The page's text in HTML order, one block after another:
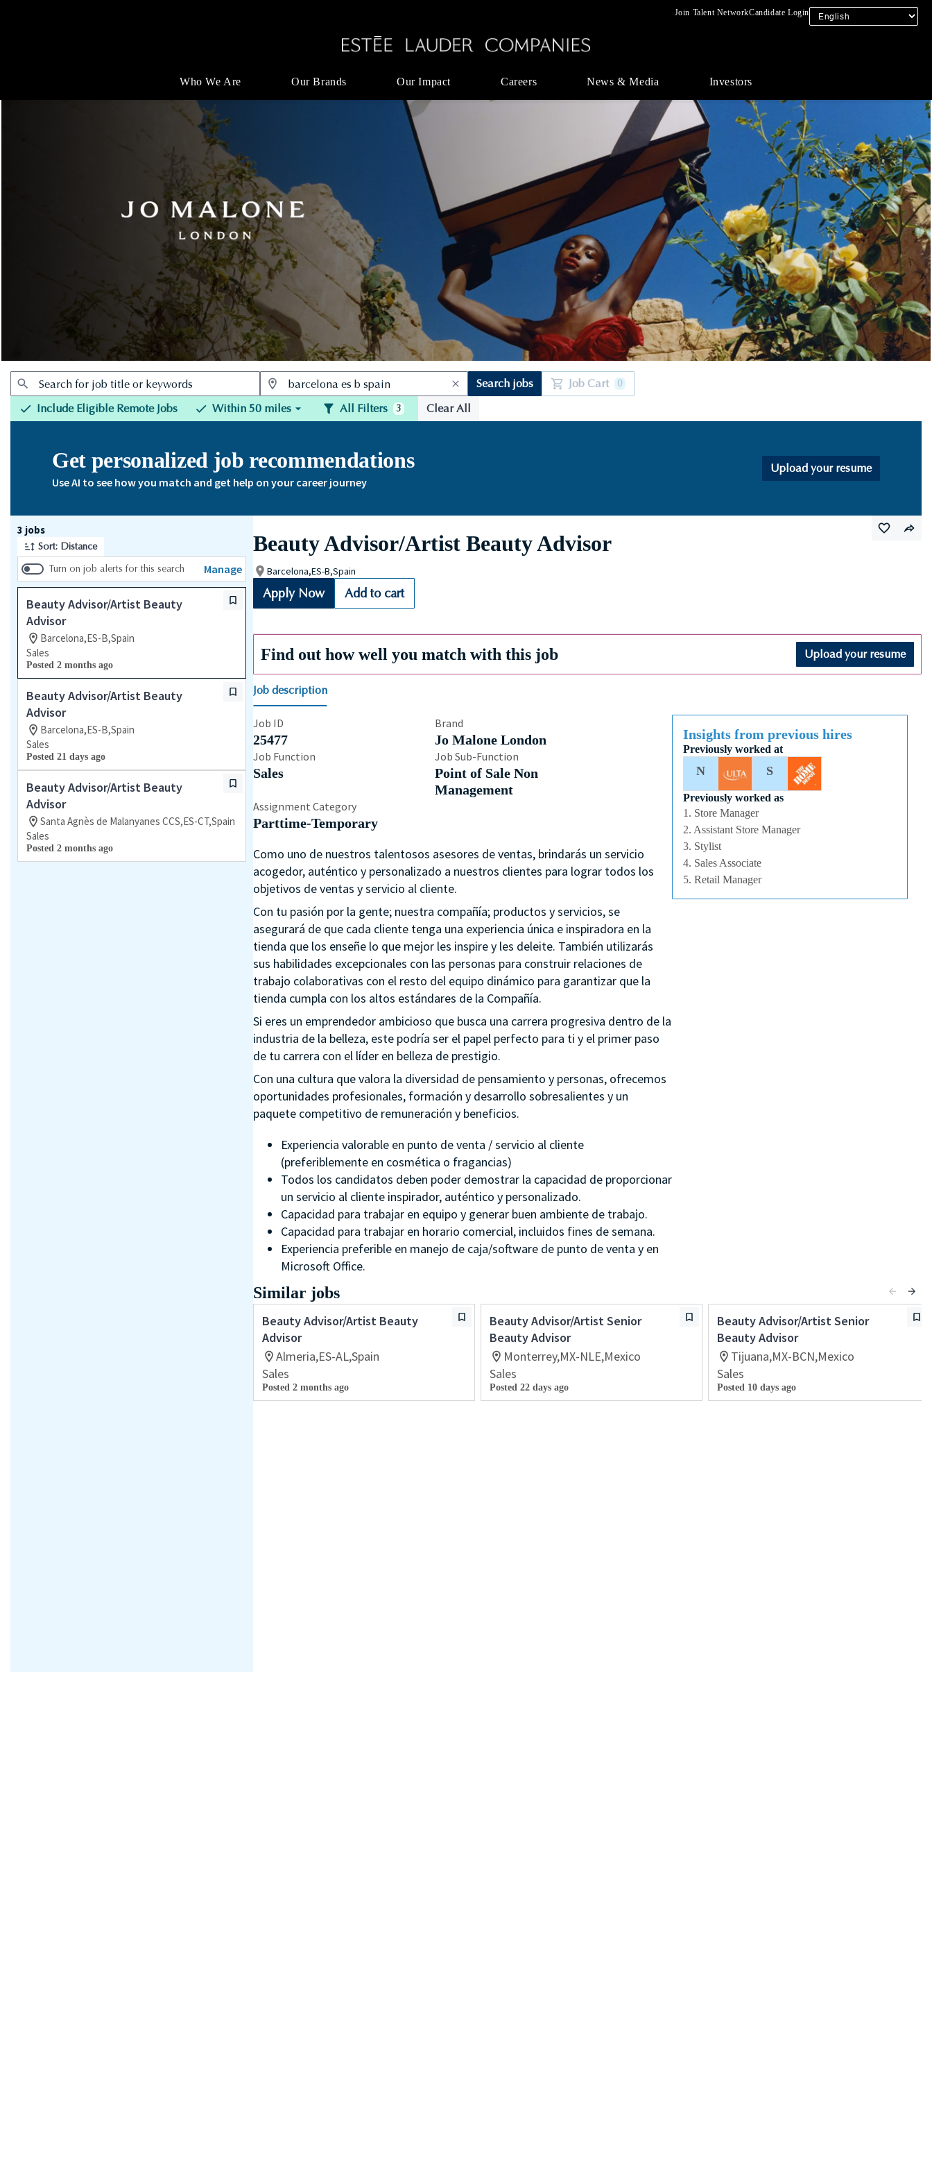
Join Talent NetworkCandidate Login
Who We Are Our Brands Our Impact Careers News & Media Investors
Jobs
Search jobs Job Cart 0
Include Eligible Remote Jobs Within 50 miles All Filters 3 Clear All
Get personalized job recommendations
Use AI to see how you match and get help on your career journey
Upload your resume
3 jobs
Sort: Distance
Turn on job alerts for this search
Manage
Beauty Advisor/Artist Beauty
Advisor
Barcelona,ES-B,Spain
Sales
Posted 2 months ago
Beauty Advisor/Artist Beauty
Advisor
Barcelona,ES-B,Spain
Sales
Posted 21 days ago
Beauty Advisor/Artist Beauty
Advisor
Santa Agnès de Malanyanes CCS,ES-CT,Spain
Sales
Posted 2 months ago
Page 1 of 1
Beauty Advisor/Artist Beauty Advisor
Barcelona,ES-B,Spain
Apply Now Add to cart
Find out how well you match with this job Upload your resume
Job description
Job ID
25477
Brand
Jo Malone London
Job Function
Sales
Job Sub-Function
Point of Sale Non
Management
Assignment Category
Parttime-Temporary
Como uno de nuestros talentosos asesores de ventas, brindarás un servicio
acogedor, auténtico y personalizado a nuestros clientes para lograr todos los
objetivos de ventas y servicio al cliente.
Con tu pasión por la gente; nuestra compañía; productos y servicios, se
asegurará de que cada cliente tenga una experiencia única e inspiradora en la
tienda que los enseñe lo que mejor les inspire y les deleite. También utilizarás
sus habilidades excepcionales con las personas para construir relaciones de
trabajo colaborativas con el resto del equipo dinámico para garantizar que la
tienda cumpla con los altos estándares de la Compañía.
Si eres un emprendedor ambicioso que busca una carrera progresiva dentro de la
industria de la belleza, este podría ser el papel perfecto para ti y el primer paso
de tu carrera con el líder en belleza de prestigio.
Con una cultura que valora la diversidad de pensamiento y personas, ofrecemos
oportunidades profesionales, formación y desarrollo sobresalientes y un
paquete competitivo de remuneración y beneficios.
Experiencia valorable en punto de venta / servicio al cliente
(preferiblemente en cosmética o fragancias)
Todos los candidatos deben poder demostrar la capacidad de proporcionar
un servicio al cliente inspirador, auténtico y personalizado.
Capacidad para trabajar en equipo y generar buen ambiente de trabajo.
Capacidad para trabajar en horario comercial, incluidos fines de semana.
Experiencia preferible en manejo de caja/software de punto de venta y en
Microsoft Office.
Insights from previous hires
Previously worked at
N S
Previously worked as
1. Store Manager
2. Assistant Store Manager
3. Stylist
4. Sales Associate
5. Retail Manager
Similar jobs
Beauty Advisor/Artist Beauty
Advisor
Almeria,ES-AL,Spain
Sales
Posted 2 months ago
Beauty Advisor/Artist Senior
Beauty Advisor
Monterrey,MX-NLE,Mexico
Sales
Posted 22 days ago
Beauty Advisor/Artist Senior
Beauty Advisor
Tijuana,MX-BCN,Mexico
Sales
Posted 10 days ago